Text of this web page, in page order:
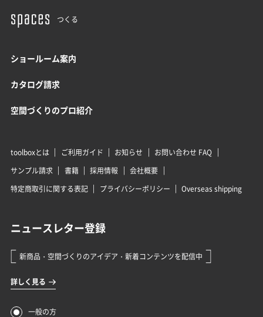
つくる
ショールーム案内
カタログ請求
空間づくりのプロ紹介
toolboxとは ご利用ガイド お知らせ
お問い合わせ FAQ
サンプル請求
書籍 採用情報
会社概要
特定商取引に関する表記
プライバシーポリシー Overseas shipping